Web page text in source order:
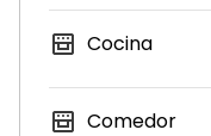
Cocina
Comedor